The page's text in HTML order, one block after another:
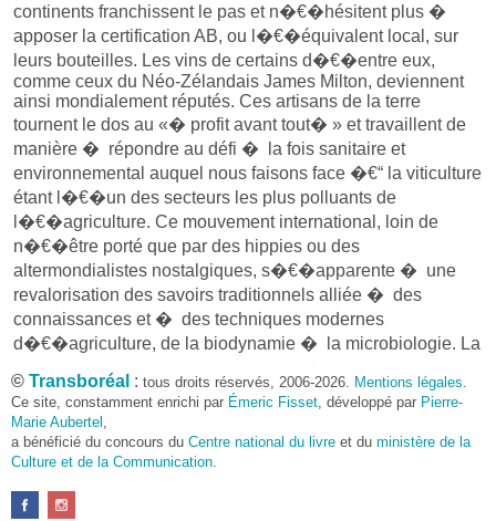
continents franchissent le pas et n�€�hésitent plus �
apposer la certification AB, ou l�€�équivalent local, sur
leurs bouteilles. Les vins de certains d�€�entre eux,
comme ceux du Néo-Zélandais James Milton, deviennent
ainsi mondialement réputés. Ces artisans de la terre
tournent le dos au «� profit avant tout� » et travaillent de
manière � répondre au défi � la fois sanitaire et
environnemental auquel nous faisons face �€“ la viticulture
étant l�€�un des secteurs les plus polluants de
l�€�agriculture. Ce mouvement international, loin de
n�€�être porté que par des hippies ou des
altermondialistes nostalgiques, s�€�apparente � une
revalorisation des savoirs traditionnels alliée � des
connaissances et � des techniques modernes
d�€�agriculture, de la biodynamie � la microbiologie. La
technique au service de la nature et de la qualité� ?
Après des études de droit de l�€�environnement et
d�€�ingénierie touristique durable,
viticulture biologique. Des terres arides qui voient naître le
© Transboréal : tous droits réservés, 2006-2026. Mentions légales.
Ce site, constamment enrichi par Émeric Fisset, développé par Pierre-
Marie Aubertel ,
a bénéficié du concours du Centre national du livre et du ministère de la
Culture et de la Communication.